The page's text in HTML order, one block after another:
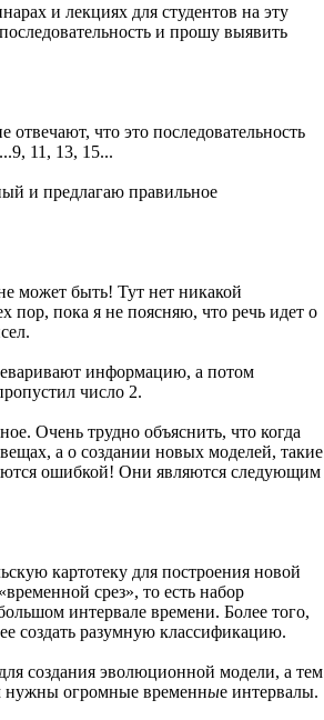
и лекциях для студентов на эту
и прошу выявить
отвечают, что это последовательность
11, 13, 15...
и предлагаю правильное
может быть! Тут нет никакой
пор, пока я не поясняю, что речь идет о
информацию, а потом
число 2.
Очень трудно объяснить, что когда
а о создании новых моделей, такие
ошибкой! Они являются следующим
картотеку для построения новой
срез», то есть набор
интервале времени. Более того,
создать разумную классификацию.
создания эволюционной модели, а тем
нужны огромные временные интервалы.